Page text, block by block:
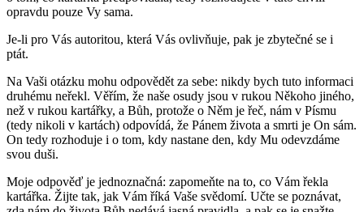
opravdu pouze Vy sama.
Je-li pro Vás autoritou, která Vás ovlivňuje, pak je zbytečné se i
ptát.
Na Vaši otázku mohu odpovědět za sebe: nikdy bych tuto informaci
druhému neřekl. Věřím, že naše osudy jsou v rukou Někoho jiného,
než v rukou kartářky, a Bůh, protože o Něm je řeč, nám v Písmu
(tedy nikoli v kartách) odpovídá, že Pánem života a smrti je On sám.
On tedy rozhoduje i o tom, kdy nastane den, kdy Mu odevzdáme
svou duši.
Moje odpověď je jednoznačná: zapomeňte na to, co Vám řekla
kartářka. Žijte tak, jak Vám říká Vaše svědomí. Učte se poznávat,